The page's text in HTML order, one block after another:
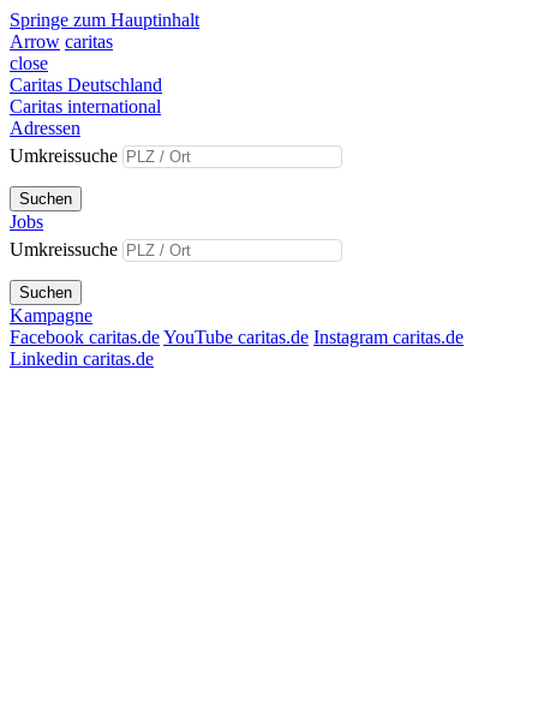
Springe zum Hauptinhalt
Arrow caritas
close
Caritas Deutschland
Caritas international
Adressen
Umkreissuche
Suchen
Jobs
Umkreissuche
Suchen
Kampagne
Facebook caritas.deYouTube caritas.de Instagram caritas.de
Linkedin caritas.de